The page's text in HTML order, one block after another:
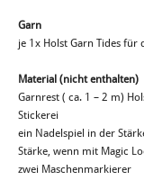
Garn
je 1x Holst Garn Tides
Material (nicht enthalten)
Garnrest ( ca. 1 – 2 m)
Stickerei
ein Nadelspiel in der
Stärke, wenn mit Magic
zwei Maschenmarkierer